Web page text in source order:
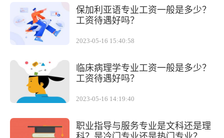
保加利亚语专业工资一般是多少？
工资待遇好吗？
2023-05-16 15:40:58
临床病理学专业工资一般是多少？
工资待遇好吗？
2023-05-16 14:19:40
职业指导与服务专业是文科还是理